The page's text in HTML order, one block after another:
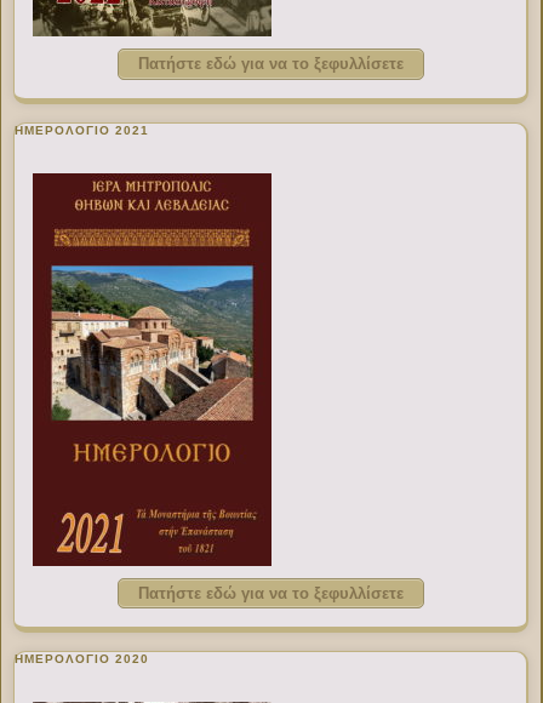
Πατήστε εδώ για να το ξεφυλλίσετε
ΗΜΕΡΟΛΟΓΙΟ 2021
Πατήστε εδώ για να το ξεφυλλίσετε
ΗΜΕΡΟΛΟΓΙΟ 2020